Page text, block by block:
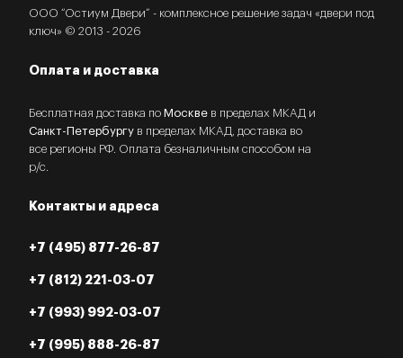
ООО “Остиум Двери” - комплексное решение задач «двери под
ключ» © 2013 - 2026
Оплата и доставка
Бесплатная доставка по Москве в пределах МКАД и
Санкт-Петербургу в пределах МКАД, доставка во
все регионы РФ. Оплата безналичным способом на
р/с.
Контакты и адреса
+7 (495) 877-26-87
+7 (812) 221-03-07
+7 (993) 992-03-07
+7 (995) 888-26-87